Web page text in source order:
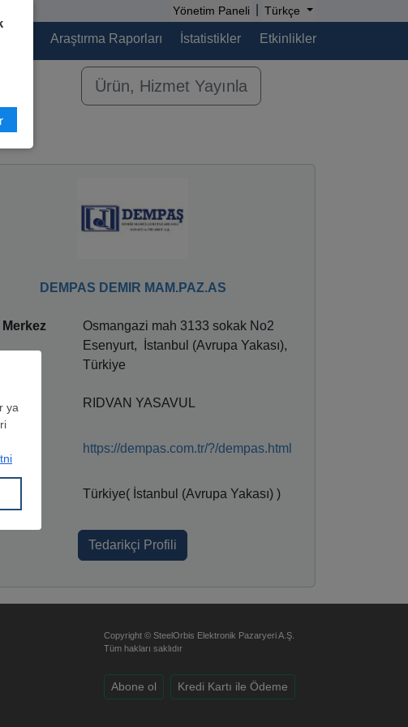
Yönetim Paneli Türkçe
Araştırma Raporları İstatistikler Etkinlikler
Ürün, Hizmet Yayınla
DEMPAS DEMIR MAM.PAZ.AS
Osmangazi mah 3133 sokak No2
Esenyurt, İstanbul (Avrupa Yakası),
Türkiye
RIDVAN YASAVUL
https://dempas.com.tr/?/dempas.html
Türkiye( İstanbul (Avrupa Yakası) )
Tedarikçi Profili
Copyright © SteelOrbis Elektronik Pazaryeri A.Ş.
Tüm hakları saklıdır
Abone ol Kredi Kartı ile Ödeme